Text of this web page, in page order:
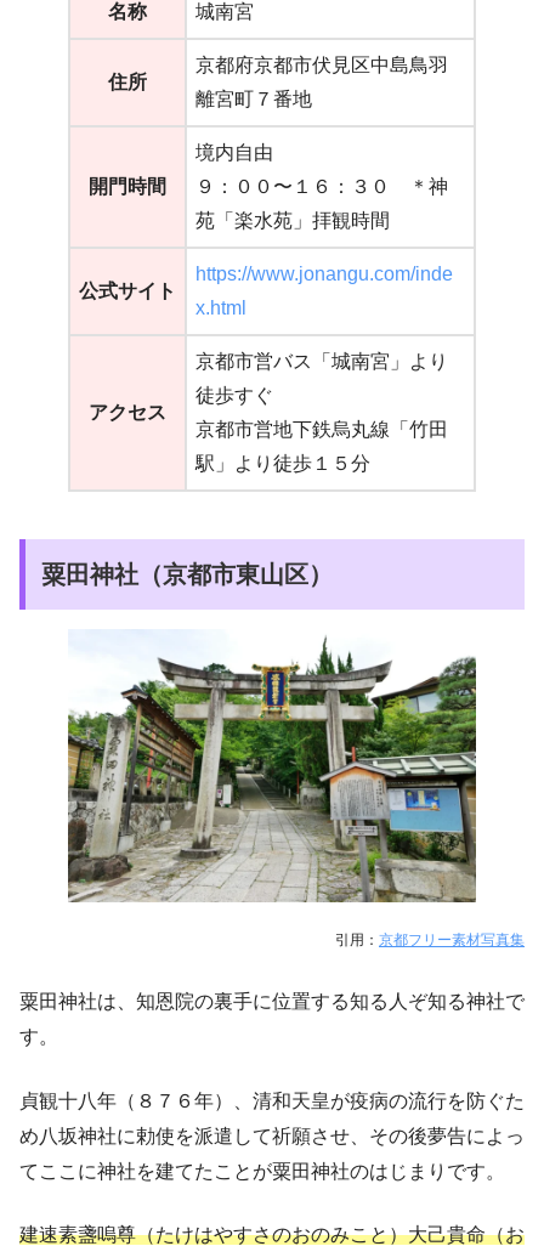
名称 城南宮
住所
京都府京都市伏見区中島鳥羽
離宮町７番地
開門時間
境内自由
９：００〜１６：３０ ＊神
苑「楽水苑」拝観時間
公式サイト
https://www.jonangu.com/inde
x.html
アクセス
京都市営バス「城南宮」より
徒歩すぐ
京都市営地下鉄烏丸線「竹田
駅」より徒歩１５分
粟田神社（京都市東山区）
引用： 京都フリー素材写真集
粟田神社は、知恩院の裏手に位置する知る人ぞ知る神社で
す。
貞観十八年（８７６年）、清和天皇が疫病の流行を防ぐた
め八坂神社に勅使を派遣して祈願させ、その後夢告によっ
てここに神社を建てたことが粟田神社のはじまりです。
建速素盞嗚尊（たけはやすさのおのみこと）大己貴命（お